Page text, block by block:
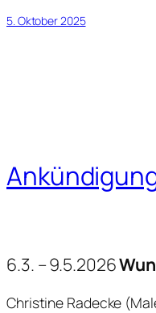
5. Oktober 2025
6.3. – 9.5.2026
Christine Radecke